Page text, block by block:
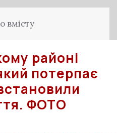
вмісту
районі
потерпає
ФОТО